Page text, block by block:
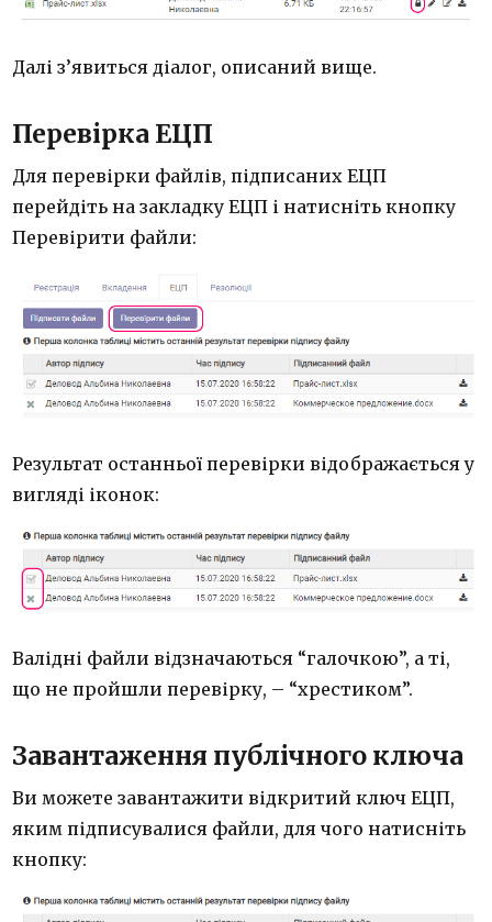
Далі з’явиться діалог, описаний вище.
Перевірка ЕЦП
Для перевірки файлів, підписаних ЕЦП
перейдіть на закладку ЕЦП і натисніть кнопку
Перевірити файли:
Результат останньої перевірки відображається у
вигляді іконок:
Валідні файли відзначаються “галочкою”, а ті,
що не пройшли перевірку, – “хрестиком”.
Завантаження публічного ключа
Ви можете завантажити відкритий ключ ЕЦП,
яким підписувалися файли, для чого натисніть
кнопку: